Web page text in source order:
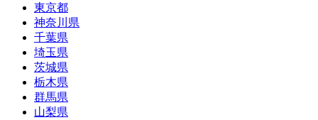
東京都
神奈川県
千葉県
埼玉県
茨城県
栃木県
群馬県
山梨県